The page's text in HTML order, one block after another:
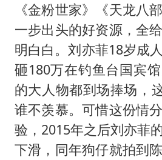
《金粉世家》《天龙八
一步出头的好资源，全
明白白。刘亦菲18岁成
砸180万在钓鱼台国宾
的大人物都到场捧场，
谁不羡慕。可惜这份情
验，2015年之后刘亦菲
下滑，同年狗仔就拍到